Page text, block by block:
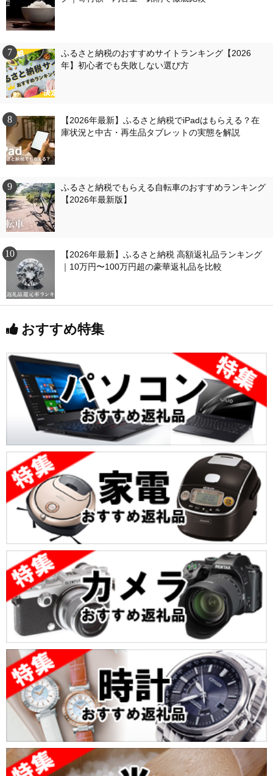
ふるさと納税のおすすめサイトランキング【2026
年】初心者でも失敗しない選び方
【2026年最新】ふるさと納税でiPadはもらえる？在
庫状況と中古・再生品タブレットの実態を解説
ふるさと納税でもらえる自転車のおすすめランキング
【2026年最新版】
【2026年最新】ふるさと納税 高額返礼品ランキング
｜10万円〜100万円超の豪華返礼品を比較
おすすめ特集